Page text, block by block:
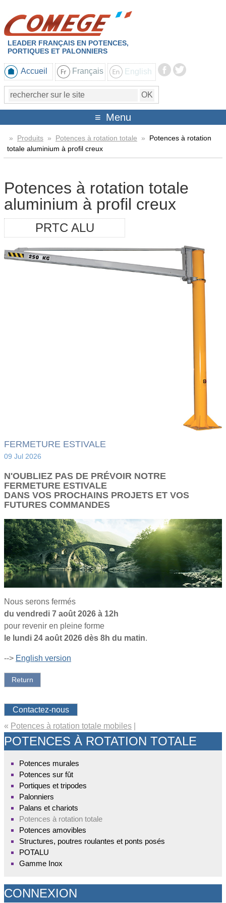
LEADER FRANÇAIS EN POTENCES,
PORTIQUES ET PALONNIERS
Accueil Français English
Menu
» Produits » Potences à rotation totale » Potences à rotation
totale aluminium à profil creux
Potences à rotation totale
aluminium à profil creux
PRTC ALU
FERMETURE ESTIVALE
09 Jul 2026
N'OUBLIEZ PAS DE PRÉVOIR NOTRE
FERMETURE ESTIVALE
DANS VOS PROCHAINS PROJETS ET VOS
FUTURES COMMANDES
Nous serons fermés
du vendredi 7 août 2026 à 12h
pour revenir en pleine forme
le lundi 24 août 2026 dès 8h du matin.
--> English version
Return
Contactez-nous
« Potences à rotation totale mobiles
POTENCES À ROTATION TOTALE
Potences murales
Potences sur fût
Portiques et tripodes
Palonniers
Palans et chariots
Potences à rotation totale
Potences amovibles
Structures, poutres roulantes et ponts posés
POTALU
Gamme Inox
CONNEXION